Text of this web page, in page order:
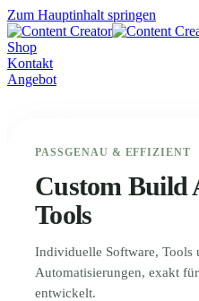
Zum Hauptinhalt springen
Shop
Kontakt
Angebot
PASSGENAU & EFFIZIENT
Custom Build
Tools
Individuelle Software, Tools
Automatisierungen, exakt
entwickelt.